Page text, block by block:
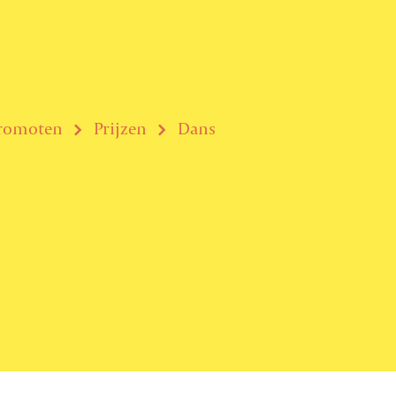
Prijzen Dans